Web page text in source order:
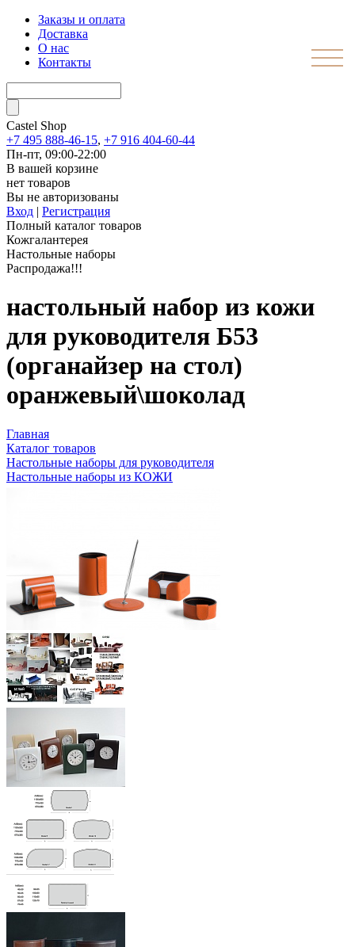
Заказы и оплата
Доставка
О нас
Контакты
Castel Shop
+7 495 888-46-15, +7 916 404-60-44
Пн-пт, 09:00-22:00
В вашей корзине
нет товаров
Вы не авторизованы
Вход | Регистрация
Полный каталог товаров
Кожгалантерея
Настольные наборы
Распродажа!!!
настольный набор из кожи
для руководителя Б53
(органайзер на стол)
оранжевый\шоколад
Главная
Каталог товаров
Настольные наборы для руководителя
Настольные наборы из КОЖИ